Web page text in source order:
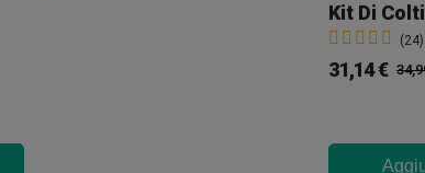
(24)
31,14 €